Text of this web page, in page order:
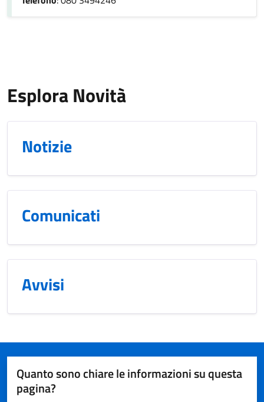
Esplora Novità
Notizie
Comunicati
Avvisi
Quanto sono chiare le informazioni su questa
pagina?